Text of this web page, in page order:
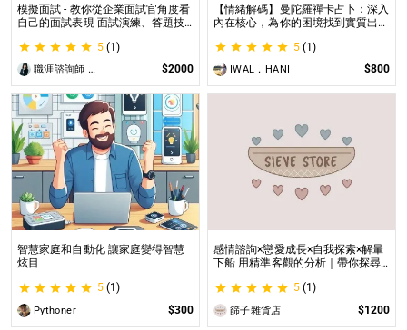
模擬面試 - 教你從企業面試官角度看
自己的面試表現 面試演練、答題技
5 (1)
職涯諮詢師 阿紫 $2000
【情緒解碼】曼陀羅禪卡占卜：深入
內在核心，為你的困境找到實質出口
情緒解析，打破人生卡關循環
5 (1)
IWAL．HANI $800
智慧家庭和自動化 讓家庭變得智慧
炫目
5 (1)
Pythoner $300
感情諮詢×戀愛成長×自我探索×解暈
下船 用精準客觀的分析｜帶你探尋
5 (1)
篩子雜貨店 $1200